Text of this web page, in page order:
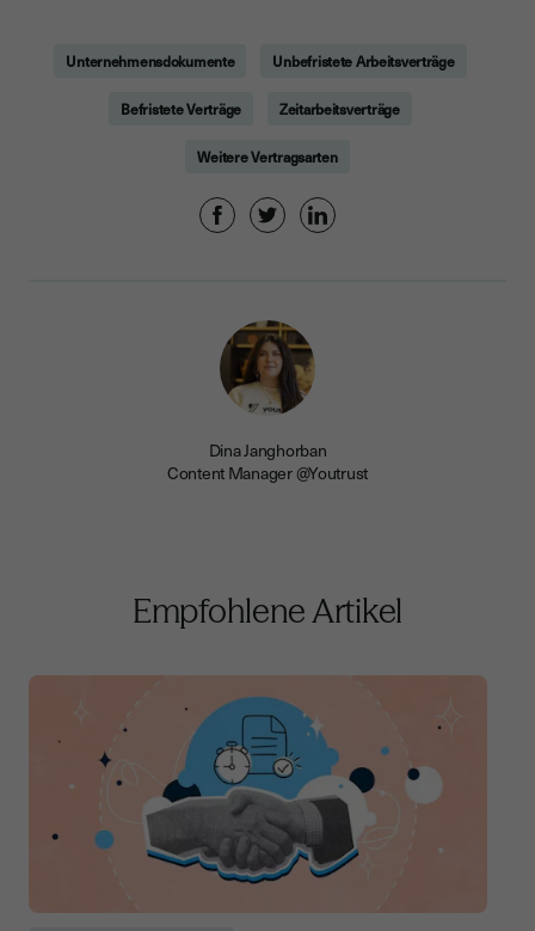
Unternehmensdokumente Unbefristete Arbeitsverträge
Befristete Verträge Zeitarbeitsverträge
Weitere Vertragsarten
Dina Janghorban
Content Manager @Youtrust
Empfohlene Artikel